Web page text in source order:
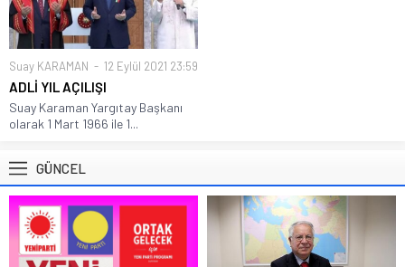
Suay KARAMAN 12 Eylül 2021 23:59
ADLİ YIL AÇILIŞI
Suay Karaman Yargıtay Başkanı
olarak 1 Mart 1966 ile 1...
GÜNCEL